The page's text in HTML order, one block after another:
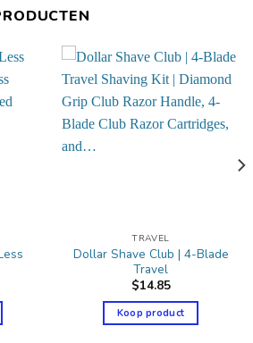
TRAVEL
Dollar Shave Club | 4-Blade
Travel
$14.85
Koop product